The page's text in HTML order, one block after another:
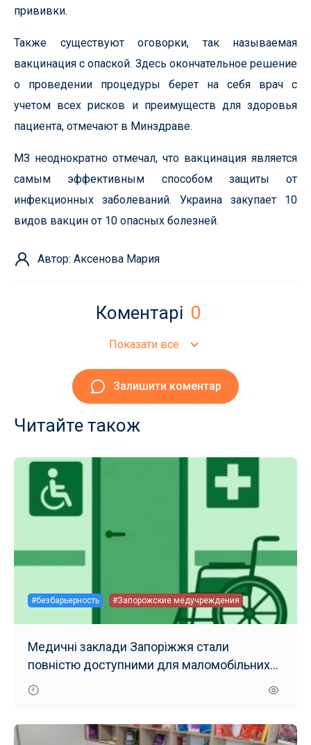
прививки.
Также существуют оговорки, так называемая
вакцинация с опаской. Здесь окончательное решение
о проведении процедуры берет на себя врач с
учетом всех рисков и преимуществ для здоровья
пациента, отмечают в Минздраве.
МЗ неоднократно отмечал, что вакцинация является
самым эффективным способом защиты от
инфекционных заболеваний. Украина закупает 10
видов вакцин от 10 опасных болезней.
Автор: Аксенова Мария
Коментарі 0
Показати все
Залишити коментар
Читайте також
#безбарьерность #Запорожские медучреждения
Медичні заклади Запоріжжя стали
повністю доступними для маломобільних
груп населення